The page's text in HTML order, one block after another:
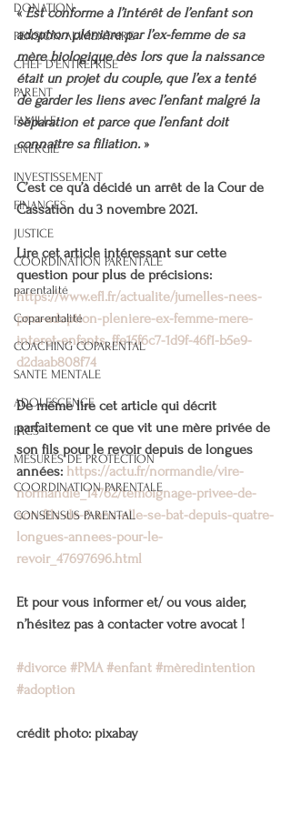
DONATION
PENSION ALIMENTAIRE
CHEF D'ENTREPRISE
PARENT
FAMILLE
ENERGIE
INVESTISSEMENT
FINANCES
JUSTICE
COORDINATION PARENTALE
parentalité
Coparentalité
COACHING COPARENTAL
SANTE MENTALE
ADOLESCENCE
PACS
MESURES DE PROTECTION
COORDINATION PARENTALE
CONSENSUS PARENTAL
« Est conforme à l’intérêt de l’enfant son
adoption plénière par l’ex-femme de sa
mère biologique dès lors que la naissance
était un projet du couple, que l’ex a tenté
de garder les liens avec l’enfant malgré la
séparation et parce que l’enfant doit
connaître sa filiation. »
C’est ce qu’à décidé un arrêt de la Cour de
Cassation du 3 novembre 2021.
Lire cet article intéressant sur cette
question pour plus de précisions:
https://www.efl.fr/actualite/jumelles-nees-
pma-adoption-pleniere-ex-femme-mere-
interet-enfants_ffe15f6c7-1d9f-46f1-b5e9-
d2daab808f74
De même lire cet article qui décrit
parfaitement ce que vit une mère privée de
son fils pour le revoir depuis de longues
années: https://actu.fr/normandie/vire-
normandie_14762/temoignage-privee-de-
son-fils-de-6-ans-elle-se-bat-depuis-quatre-
longues-annees-pour-le-
revoir_47697696.html
Et pour vous informer et/ ou vous aider,
n’hésitez pas à contacter votre avocat !
#divorce #PMA #enfant #mèredintention
#adoption
crédit photo: pixabay